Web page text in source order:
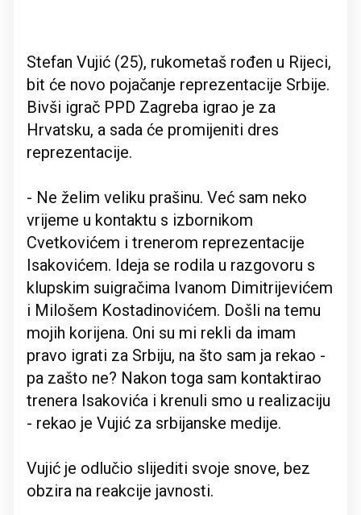
Stefan Vujić (25), rukometaš rođen u Rijeci,
bit će novo pojačanje reprezentacije Srbije.
Bivši igrač PPD Zagreba igrao je za
Hrvatsku, a sada će promijeniti dres
reprezentacije.
- Ne želim veliku prašinu. Već sam neko
vrijeme u kontaktu s izbornikom
Cvetkovićem i trenerom reprezentacije
Isakovićem. Ideja se rodila u razgovoru s
klupskim suigračima Ivanom Dimitrijevićem
i Milošem Kostadinovićem. Došli na temu
mojih korijena. Oni su mi rekli da imam
pravo igrati za Srbiju, na što sam ja rekao -
pa zašto ne? Nakon toga sam kontaktirao
trenera Isakovića i krenuli smo u realizaciju
- rekao je Vujić za srbijanske medije.
Vujić je odlučio slijediti svoje snove, bez
obzira na reakcije javnosti.